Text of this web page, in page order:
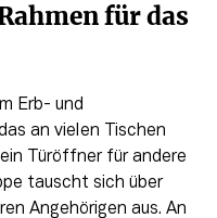
für das
Erb- und
an vielen Tischen
Türöffner für andere
tauscht sich über
Angehörigen aus. An